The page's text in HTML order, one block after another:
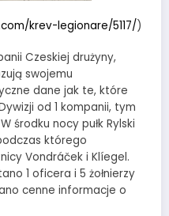
krev-legionare/5117/)
Czeskiej drużyny,
swojemu
dane jak te, które
od 1 kompanii, tym
środku nocy pułk Rylski
którego
Vondráček i Klíegel.
1 oficera i 5 żołnierzy
cenne informacje o